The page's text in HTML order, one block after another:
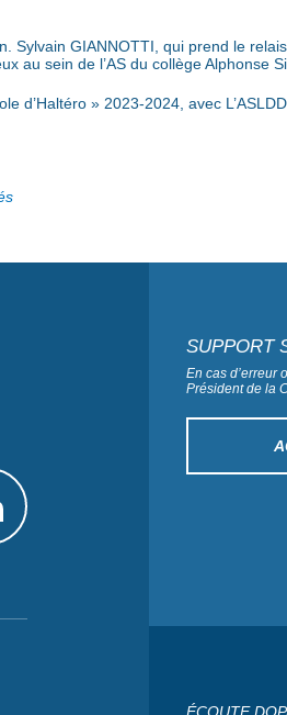
Sylvain GIANNOTTI, qui prend le
au sein de l’AS du collège Alphonse
d’Haltéro » 2023-2024, avec
SUPPORT
En cas d’erreur
Président de la
ÉCOUTE